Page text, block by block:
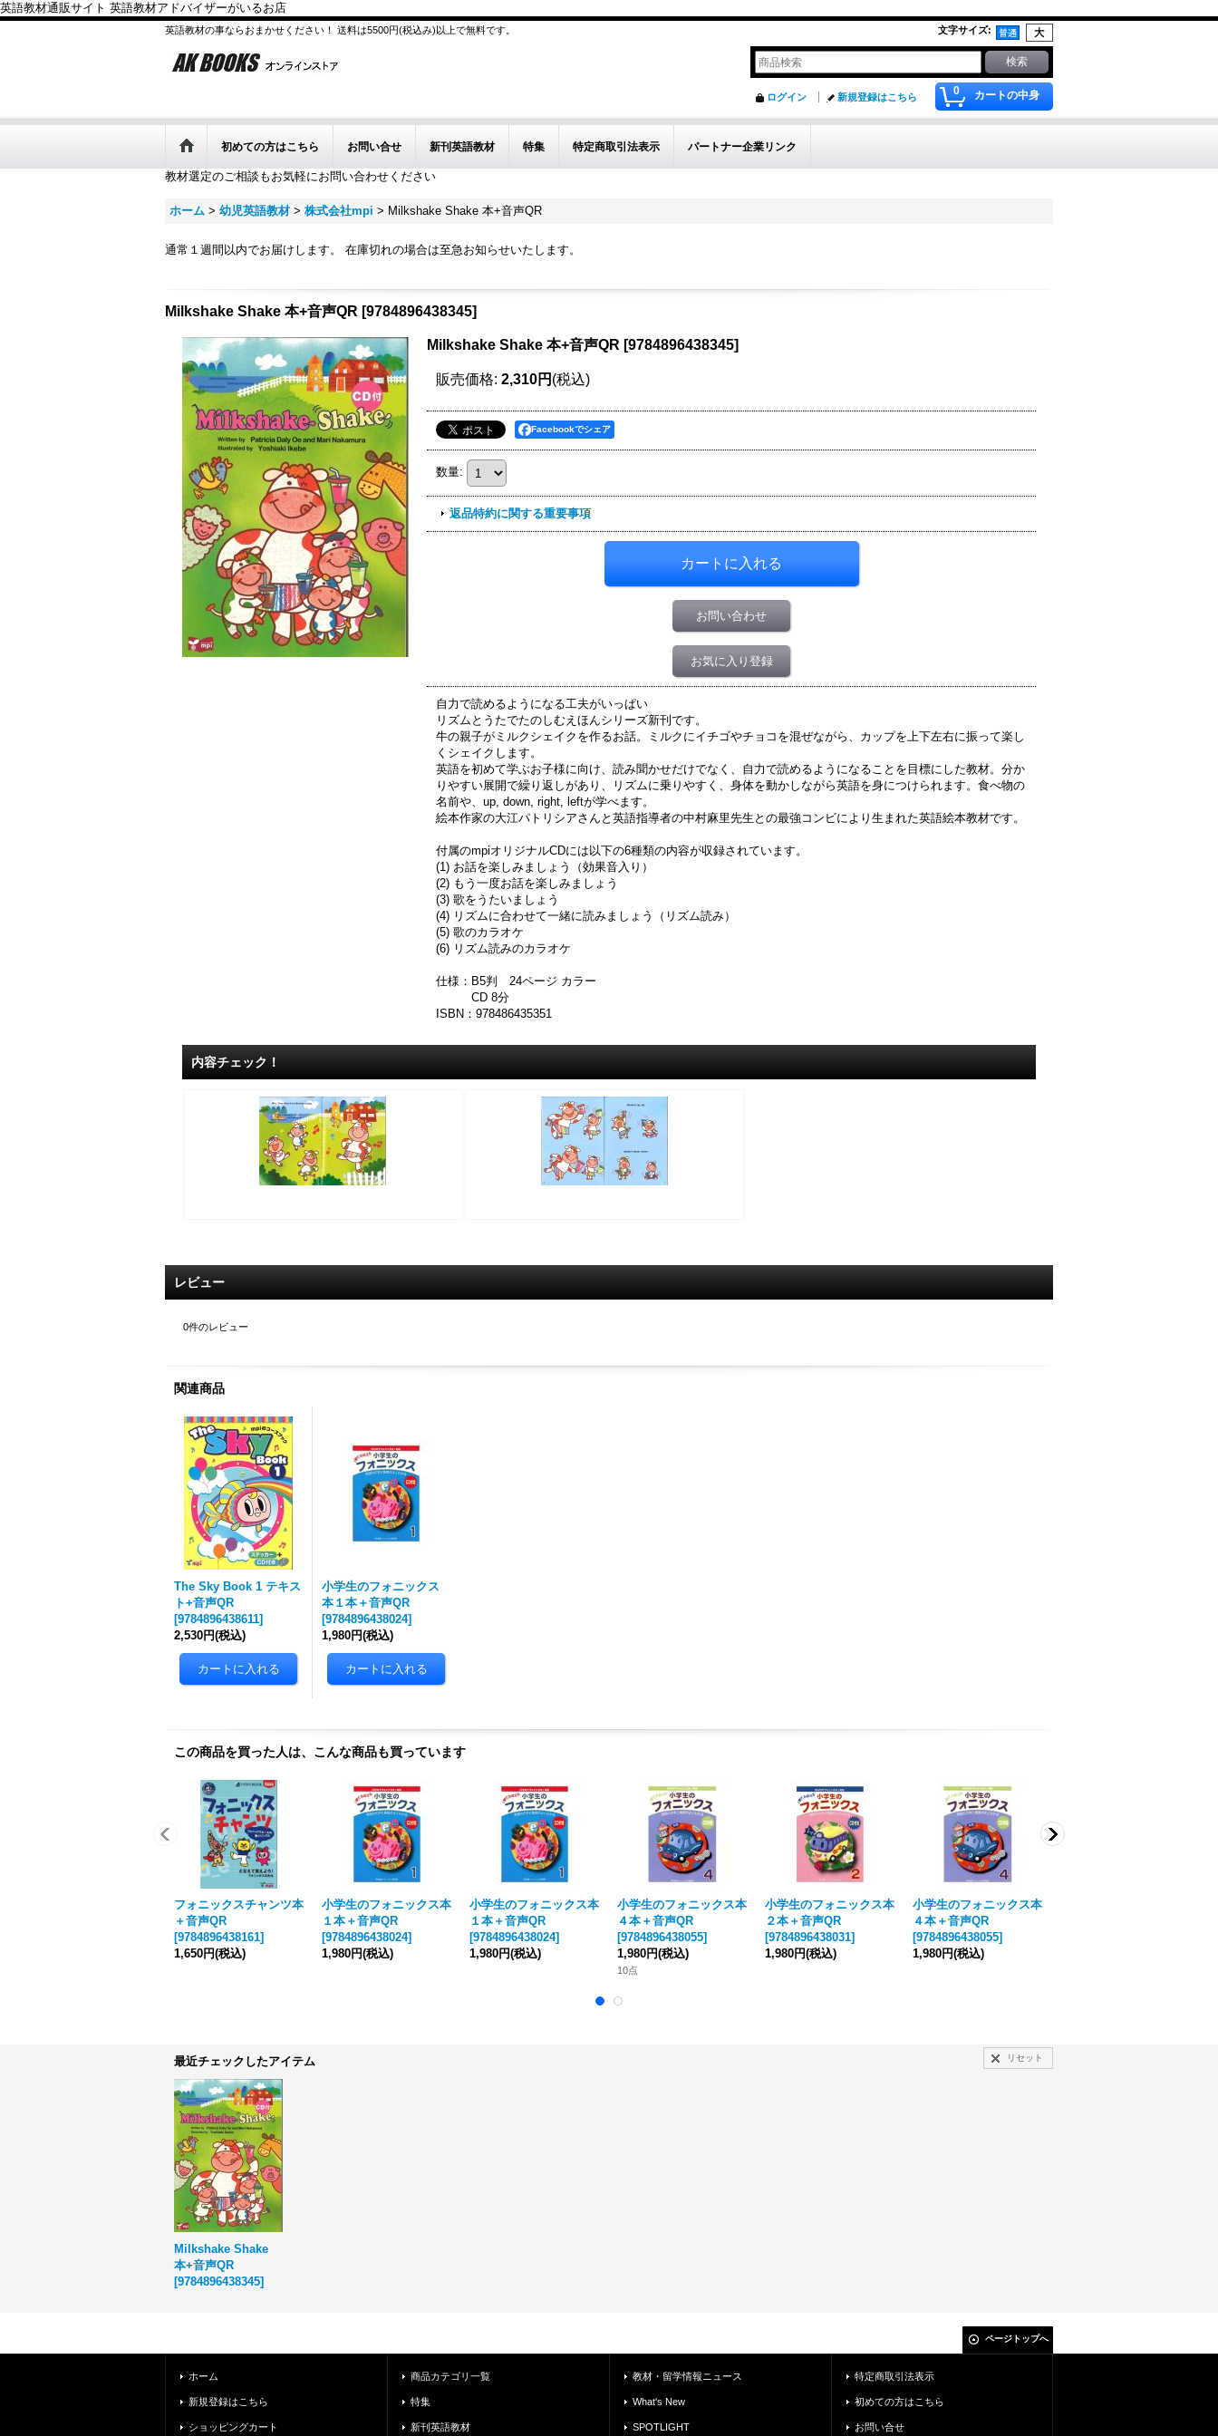
英語教材通販サイト 英語教材アドバイザーがいるお店
英語教材の事ならおまかせください！ 送料は5500円(税込み)以上で無料です。 文字サイズ:
0 カートの中身
ログイン 新規登録はこちら
初めての方はこちら お問い合せ 新刊英語教材 特集 特定商取引法表示 パートナー企業リンク
教材選定のご相談もお気軽にお問い合わせください
ホーム > 幼児英語教材 > 株式会社mpi > Milkshake Shake 本+音声QR
通常１週間以内でお届けします。 在庫切れの場合は至急お知らせいたします。
Milkshake Shake 本+音声QR [9784896438345]
Milkshake Shake 本+音声QR [9784896438345]
販売価格: 2,310円 (税込)
Facebookでシェア
数量:
返品特約に関する重要事項
お問い合わせ
お気に入り登録
自力で読めるようになる工夫がいっぱい
リズムとうたでたのしむえほんシリーズ新刊です。
牛の親子がミルクシェイクを作るお話。ミルクにイチゴやチョコを混ぜながら、カップを上下左右に振って楽し
くシェイクします。
英語を初めて学ぶお子様に向け、読み聞かせだけでなく、自力で読めるようになることを目標にした教材。分か
りやすい展開で繰り返しがあり、リズムに乗りやすく、身体を動かしながら英語を身につけられます。食べ物の
名前や、up, down, right, leftが学べます。
絵本作家の大江パトリシアさんと英語指導者の中村麻里先生との最強コンビにより生まれた英語絵本教材です。
付属のmpiオリジナルCDには以下の6種類の内容が収録されています。
(1) お話を楽しみましょう（効果音入り）
(2) もう一度お話を楽しみましょう
(3) 歌をうたいましょう
(4) リズムに合わせて一緒に読みましょう（リズム読み）
(5) 歌のカラオケ
(6) リズム読みのカラオケ
仕様：B5判 24ページ カラー
CD 8分
ISBN：978486435351
内容チェック！
レビュー
0件のレビュー
関連商品
The Sky Book 1 テキス
ト+音声QR
[9784896438611]
2,530円(税込)
小学生のフォニックス
本１本＋音声QR
[9784896438024]
1,980円(税込)
この商品を買った人は、こんな商品も買っています
フォニックスチャンツ本
＋音声QR
[9784896438161]
1,650円(税込)
小学生のフォニックス本
１本＋音声QR
[9784896438024]
1,980円(税込)
小学生のフォニックス本
１本＋音声QR
[9784896438024]
1,980円(税込)
小学生のフォニックス本
４本＋音声QR
[9784896438055]
1,980円(税込)
10点
小学生のフォニックス本
２本＋音声QR
[9784896438031]
1,980円(税込)
小学生のフォニックス本
４本＋音声QR
[9784896438055]
1,980円(税込)
最近チェックしたアイテム リセット
Milkshake Shake
本+音声QR
[9784896438345]
ページトップへ
ホーム
新規登録はこちら
ショッピングカート
商品カテゴリ一覧
特集
新刊英語教材
教材・留学情報ニュース
What's New
SPOTLIGHT
特定商取引法表示
初めての方はこちら
お問い合せ